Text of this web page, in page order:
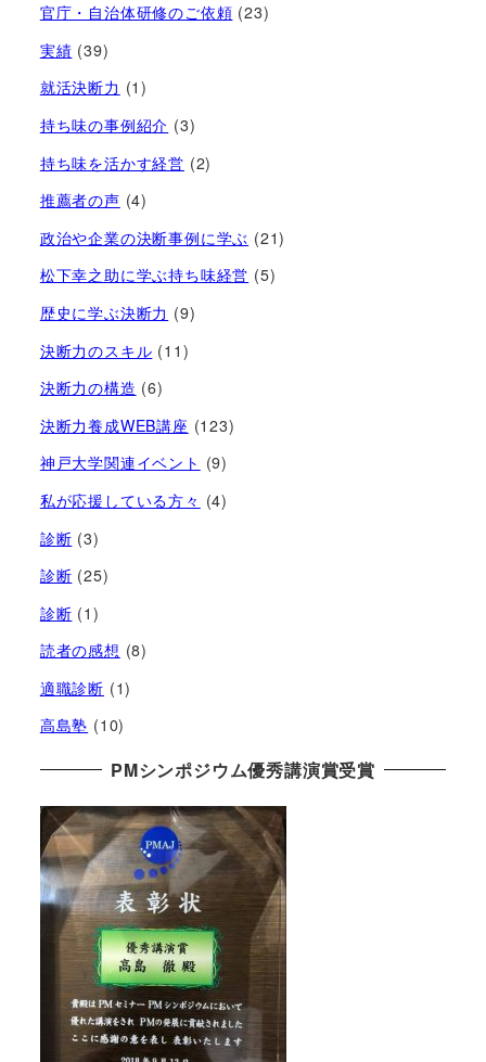
官庁・自治体研修のご依頼 (23)
実績 (39)
就活決断力 (1)
持ち味の事例紹介 (3)
持ち味を活かす経営​ (2)
推薦者の声 (4)
政治や企業の決断事例に学ぶ (21)
松下幸之助に学ぶ持ち味経営 (5)
歴史に学ぶ決断力 (9)
決断力のスキル (11)
決断力の構造 (6)
決断力養成WEB講座 (123)
神戸大学関連イベント (9)
私が応援している方々 (4)
診断 (3)
診断 (25)
診断 (1)
読者の感想 (8)
適職診断 (1)
高島塾 (10)
PMシンポジウム優秀講演賞受賞